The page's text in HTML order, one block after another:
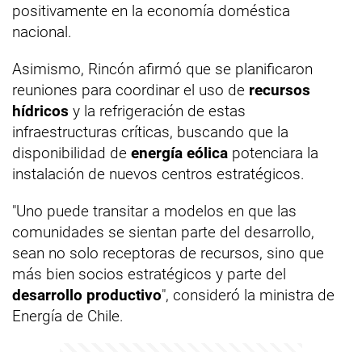
positivamente en la economía doméstica
nacional.
Asimismo, Rincón afirmó que se planificaron
reuniones para coordinar el uso de recursos
hídricos y la refrigeración de estas
infraestructuras críticas, buscando que la
disponibilidad de energía eólica potenciara la
instalación de nuevos centros estratégicos.
"Uno puede transitar a modelos en que las
comunidades se sientan parte del desarrollo,
sean no solo receptoras de recursos, sino que
más bien socios estratégicos y parte del
desarrollo productivo", consideró la ministra de
Energía de Chile.